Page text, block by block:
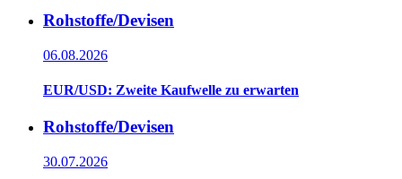
Rohstoffe/Devisen
06.08.2026
EUR/USD: Zweite Kaufwelle zu erwarten
Rohstoffe/Devisen
30.07.2026